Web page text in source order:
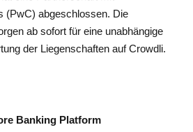
(PwC) abgeschlossen. Die
ab sofort für eine unabhängige
der Liegenschaften auf Crowdli.
Banking Platform